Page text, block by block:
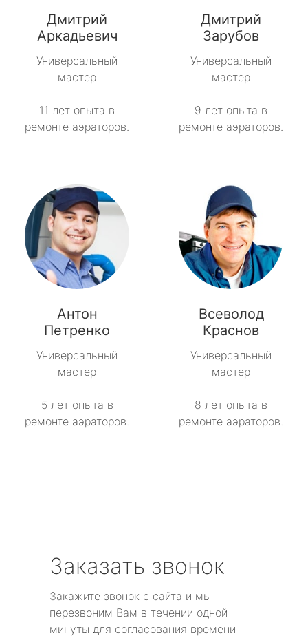
Дмитрий
Аркадьевич
Универсальный
мастер
11 лет опыта в
ремонте аэраторов.
Дмитрий
Зарубов
Универсальный
мастер
9 лет опыта в
ремонте аэраторов.
Антон
Петренко
Универсальный
мастер
5 лет опыта в
ремонте аэраторов.
Всеволод
Краснов
Универсальный
мастер
8 лет опыта в
ремонте аэраторов.
Заказать звонок
Закажите звонок с сайта и мы
перезвоним Вам в течении одной
минуты для согласования времени